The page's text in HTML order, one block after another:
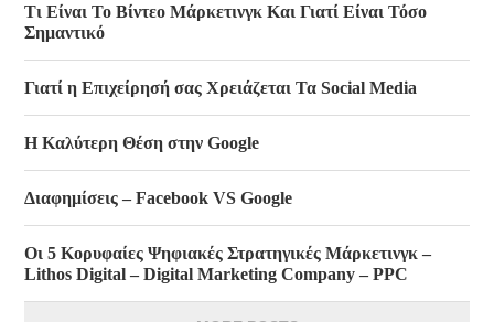
Τι Είναι Το Βίντεο Μάρκετινγκ Και Γιατί Είναι Τόσο
Σημαντικό
Γιατί η Επιχείρησή σας Χρειάζεται Τα Social Media
Η Καλύτερη Θέση στην Google
Διαφημίσεις – Facebook VS Google
Οι 5 Κορυφαίες Ψηφιακές Στρατηγικές Μάρκετινγκ –
Lithos Digital – Digital Marketing Company – PPC